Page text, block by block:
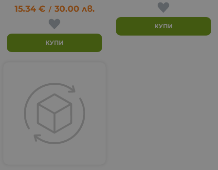
15.34 € / 30.00 лв.
КУПИ
КУПИ